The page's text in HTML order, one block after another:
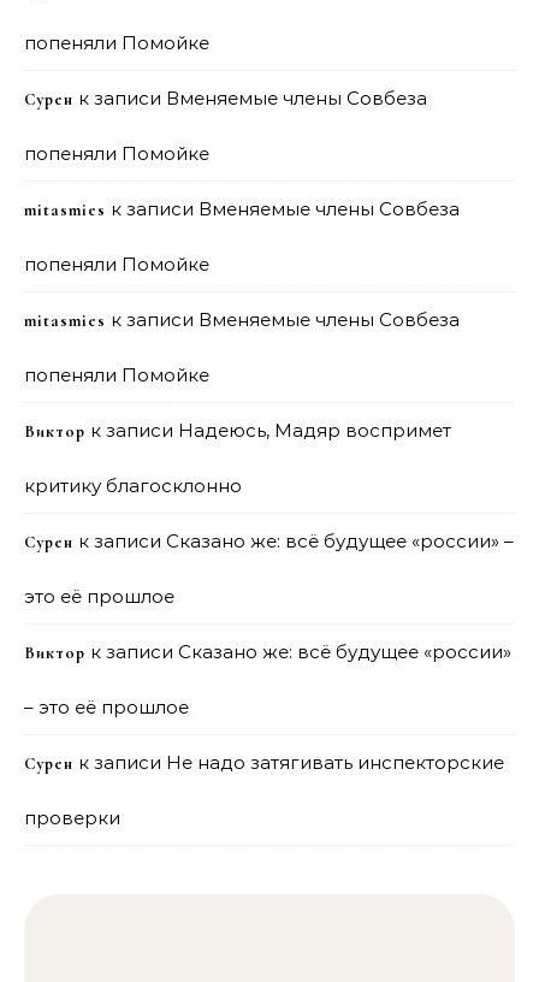
попеняли Помойке
Сурен к записи Вменяемые члены Совбеза
попеняли Помойке
mitasmies к записи Вменяемые члены Совбеза
попеняли Помойке
mitasmies к записи Вменяемые члены Совбеза
попеняли Помойке
Виктор к записи Надеюсь, Мадяр воспримет
критику благосклонно
Сурен к записи Сказано же: всё будущее «россии» –
это её прошлое
Виктор к записи Сказано же: всё будущее «россии»
– это её прошлое
Сурен к записи Не надо затягивать инспекторские
проверки